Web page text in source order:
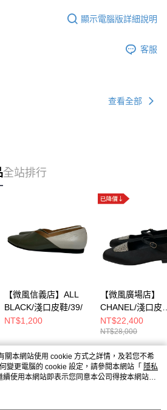
顯示電腦版詳細說明
客服
查看全部
全站排行
【微風信義店】ALL
BLACK/淺口皮鞋/39/
NT$1,200
【微風廣場店】
CHANEL/淺口皮
鞋/39/G45457
NT$22,400
NT$28,000
關本網站使用 cookie 方式之詳情，及若您不希
變更電腦的 cookie 設定，請參閱本網站「 隱私
續使用本網站即表示您同意本公司得按本網站使
。